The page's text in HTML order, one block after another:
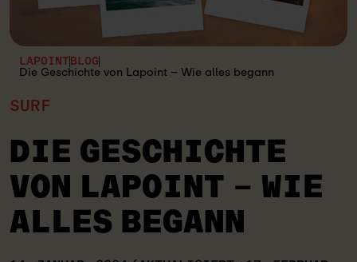
LAPOINT BLOG
Die Geschichte von Lapoint – Wie alles begann
SURF
DIE GESCHICHTE
VON LAPOINT – WIE
ALLES BEGANN